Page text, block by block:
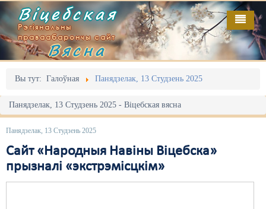
Віцебская
Рэгіянальны
праваабарончы сайт
Вясна
Вы тут: Галоўная Панядзелак, 13 Студзень 2025
Панядзелак, 13 Студзень 2025 - Віцебская вясна
Панядзелак, 13 Студзень 2025
Сайт «Народныя Навіны Віцебска»
прызналі «экстрэмісцкім»
Галоўная
Адміністрацыйны перасьлед
Акцыі
Выбары
Грамадзянскія ініцыятывы
Выданьні
Відэа
Пра нас
RSS